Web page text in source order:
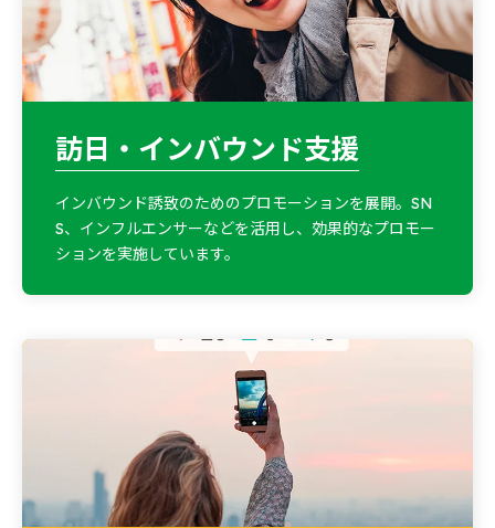
訪日・インバウンド支援
インバウンド誘致のためのプロモーションを展開。SN
S、インフルエンサーなどを活用し、効果的なプロモー
ションを実施しています。